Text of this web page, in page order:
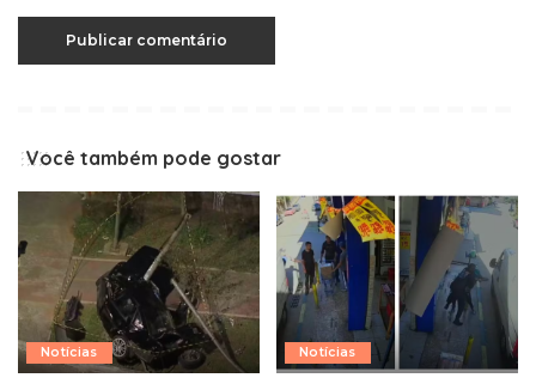
Você também pode gostar
Notícias Notícias